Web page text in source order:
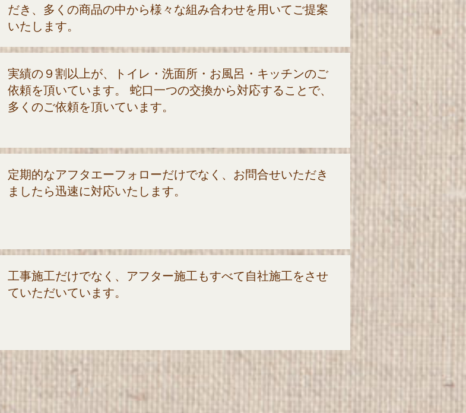
だき、多くの商品の中から様々な組み合わせを用いてご提案
いたします。
実績の９割以上が、トイレ・洗面所・お風呂・キッチンのご
依頼を頂いています。 蛇口一つの交換から対応することで、
多くのご依頼を頂いています。
定期的なアフタエーフォローだけでなく、お問合せいただき
ましたら迅速に対応いたします。
工事施工だけでなく、アフター施工もすべて自社施工をさせ
ていただいています。